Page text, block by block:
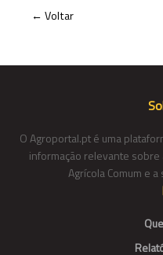
← Voltar
O Agroportal.pt é uma
informação relevante sobre
Agrícola Comum e